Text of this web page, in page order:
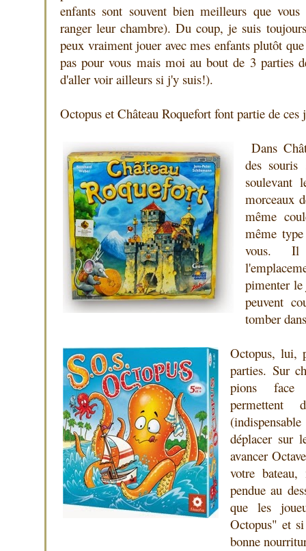
enfants sont souvent bien meilleurs que
ranger leur chambre). Du coup, je suis
peux vraiment jouer avec mes enfants plutôt
pas pour vous mais moi au bout de 3 parties
d'aller voir ailleurs si j'y suis!).
Octopus et Château Roquefort font partie de ces
Dans
des
soulevant
morceaux
même
même
vous. Il
pimenter
peuvent
tomber
Octopus, lui,
parties. Sur
pions face
permettent
déplacer sur
avancer
votre
pendue au
que les
Octopus" et
bonne